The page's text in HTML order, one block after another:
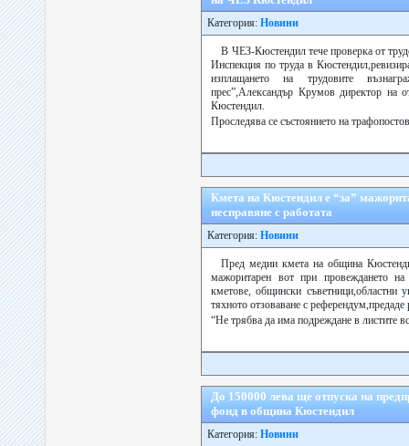
Категория: Новини
В ЧЕЗ-Кюстендил тече проверка от
Инспекция по труда в
изплащането на трудовите
прес”,Александър Крумов директор на
Кюстендил.
Проследява се състоянието на
Кмета на Кюстендил е “за”
несправяне с работата
Категория: Новини
Пред медии кмета на община
мажоритарен вот при провеждането
кметове, общински съветници,областни
тяхното отзоваване с референдум,предаде
“Не трябва да има подреждане в листите
До 150000 лева ще отпуска на
фонд в община Кюстендил
Категория: Новини